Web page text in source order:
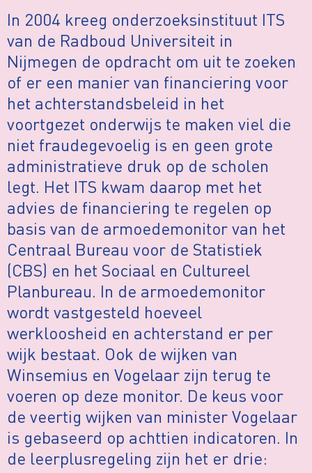
In 2004 kreeg onderzoeksinstituut ITS
van de Radboud Universiteit in
Nijmegen de opdracht om uit te zoeken
of er een manier van financiering voor
het achterstandsbeleid in het
voortgezet onderwijs te maken viel die
niet fraudegevoelig is en geen grote
administratieve druk op de scholen
legt. Het ITS kwam daarop met het
advies de financiering te regelen op
basis van de armoedemonitor van het
Centraal Bureau voor de Statistiek
(CBS) en het Sociaal en Cultureel
Planbureau. In de armoedemonitor
wordt vastgesteld hoeveel
werkloosheid en achterstand er per
wijk bestaat. Ook de wijken van
Winsemius en Vogelaar zijn terug te
voeren op deze monitor. De keus voor
de veertig wijken van minister Vogelaar
is gebaseerd op achttien indicatoren. In
de leerplusregeling zijn het er drie: